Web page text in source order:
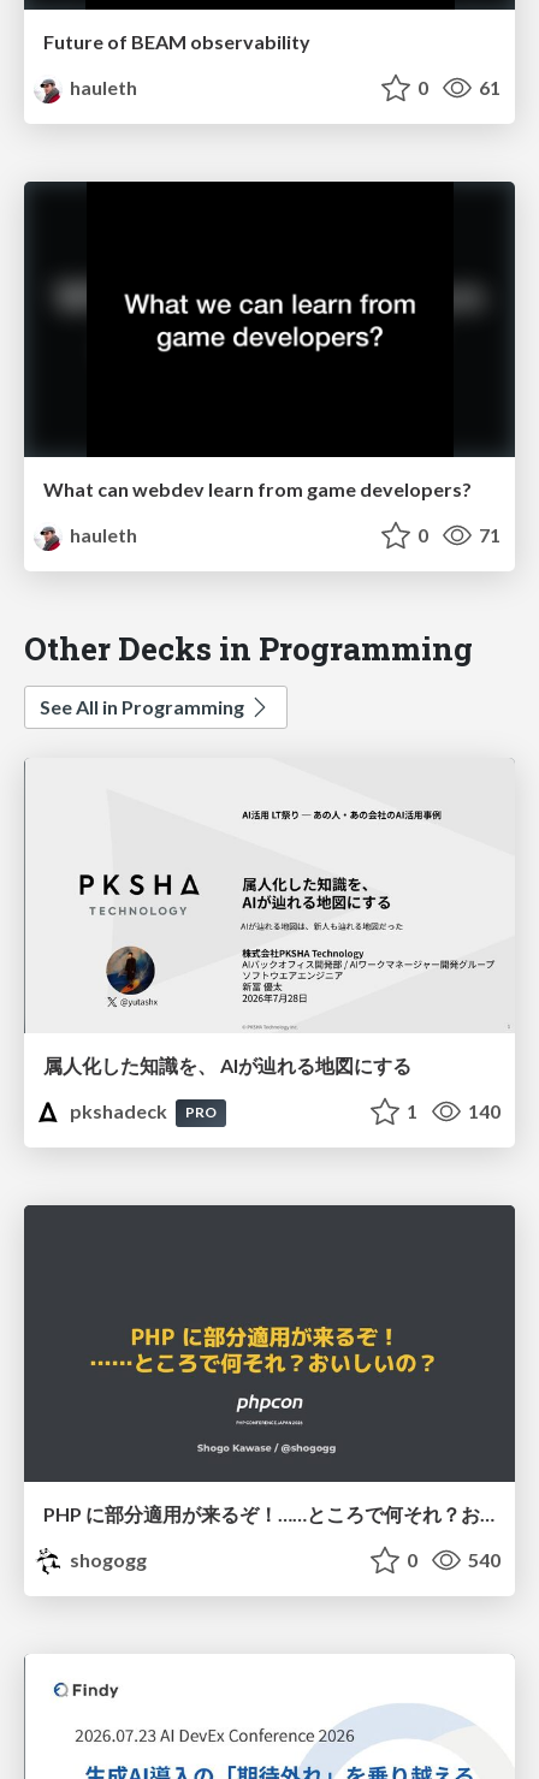
Future of BEAM observability
hauleth
0 61
What can webdev learn from game developers?
hauleth
0 71
Other Decks in Programming
See All in Programming
属人化した知識を、 AIが辿れる地図にする
pkshadeck
PRO 1 140
PHP に部分適用が来るぞ！……ところで何それ？おいしいの？ #phpcon / phpcon-2026
shogogg
0 540